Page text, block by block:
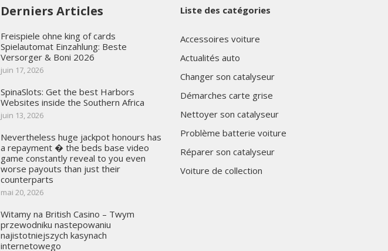
Derniers Articles
Freispiele ohne king of cards
Spielautomat Einzahlung: Beste
Versorger & Boni 2026
juin 17, 2026
SpinaSlots: Get the best Harbors
Websites inside the Southern Africa
juin 13, 2026
Nevertheless huge jackpot honours has
a repayment � the beds base video
game constantly reveal to you even
worse payouts than just their
counterparts
mai 20, 2026
Witamy na British Casino – Twym
przewodniku nastepowaniu
najistotniejszych kasynach
internetowego
Liste des catégories
Accessoires voiture
Actualités auto
Changer son catalyseur
Démarches carte grise
Nettoyer son catalyseur
Problème batterie voiture
Réparer son catalyseur
Voiture de collection